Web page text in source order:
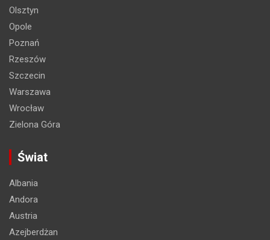
Olsztyn
Opole
Poznań
Rzeszów
Szczecin
Warszawa
Wrocław
Zielona Góra
Świat
Albania
Andora
Austria
Azejberdżan